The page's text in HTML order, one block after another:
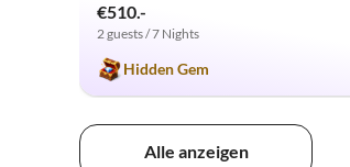
€510.-
2 guests / 7 Nights
Hidden Gem
Alle anzeigen